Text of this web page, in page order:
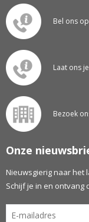
Bel ons
Laat ons
Bezoek
Onze
Nieuwsgierig naar het
Schijf je in en ontvang